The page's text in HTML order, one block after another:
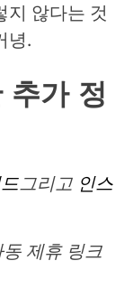
지 않다는 것
녕.
추가 정
그리고 인스
제휴 링크